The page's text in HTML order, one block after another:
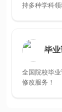
持多种学科
毕业
全国院校毕
修改服务！